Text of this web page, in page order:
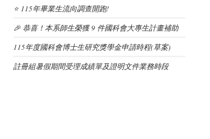
⭐ 115年畢業生流向調查開跑!
🎉 恭喜！本系師生榮獲 9 件國科會大專生計畫補助
115年度國科會博士生研究獎學金申請時程(草案)
註冊組暑假期間受理成績單及證明文件業務時段